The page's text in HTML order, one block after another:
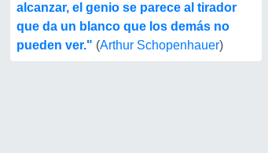
alcanzar, el genio se parece al tirador
que da un blanco que los demás no
pueden ver." (Arthur Schopenhauer)